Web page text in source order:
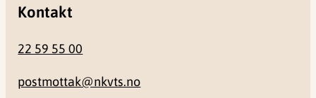
Kontakt
22 59 55 00
postmottak@nkvts.no